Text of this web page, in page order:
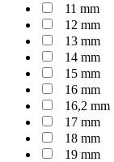
11 mm
12 mm
13 mm
14 mm
15 mm
16 mm
16,2 mm
17 mm
18 mm
19 mm